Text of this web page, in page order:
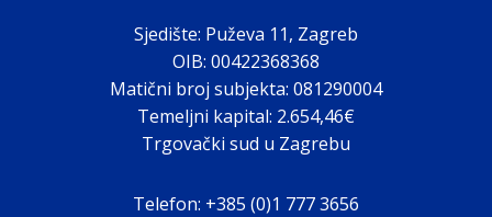
Sjedište: Puževa 11, Zagreb
OIB: 00422368368
Matični broj subjekta: 081290004
Temeljni kapital: 2.654,46€
Trgovački sud u Zagrebu
Telefon: +385 (0)1 777 3656